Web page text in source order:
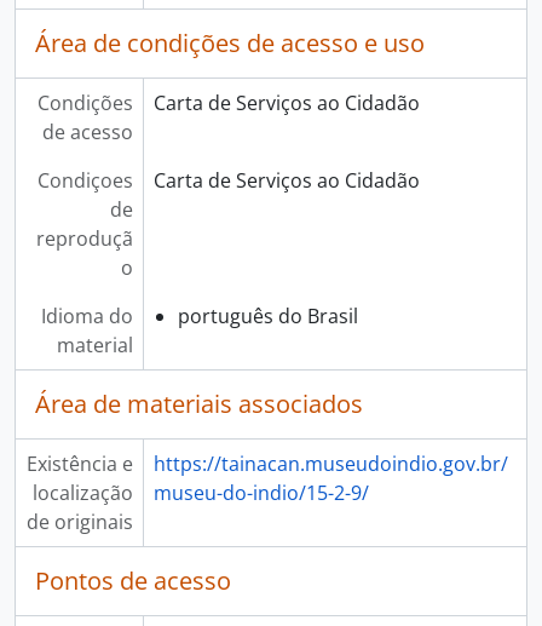
Área de condições de acesso e uso
Condições
de acesso
Carta de Serviços ao Cidadão
Condiçoes
de
reproduçã
o
Carta de Serviços ao Cidadão
Idioma do
material
português do Brasil
Área de materiais associados
Existência e
localização
de originais
https://tainacan.museudoindio.gov.br/
museu-do-indio/15-2-9/
Pontos de acesso